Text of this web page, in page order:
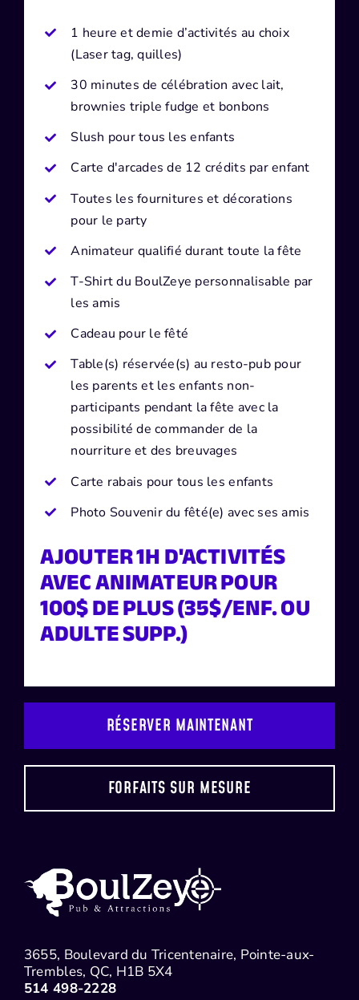
1 heure et demie d’activités au choix
(Laser tag, quilles)
30 minutes de célébration avec lait,
brownies triple fudge et bonbons
Slush pour tous les enfants
Carte d'arcades de 12 crédits par enfant
Toutes les fournitures et décorations
pour le party
Animateur qualifié durant toute la fête
T-Shirt du BoulZeye personnalisable par
les amis
Cadeau pour le fêté
Table(s) réservée(s) au resto-pub pour
les parents et les enfants non-
participants pendant la fête avec la
possibilité de commander de la
nourriture et des breuvages
Carte rabais pour tous les enfants
Photo Souvenir du fêté(e) avec ses amis
AJOUTER 1H D'ACTIVITÉS
AVEC ANIMATEUR POUR
100$ DE PLUS (35$/ENF. OU
ADULTE SUPP.)
RÉSERVER MAINTENANT
FORFAITS SUR MESURE
3655, Boulevard du Tricentenaire, Pointe-aux-
Trembles, QC, H1B 5X4
514 498-2228